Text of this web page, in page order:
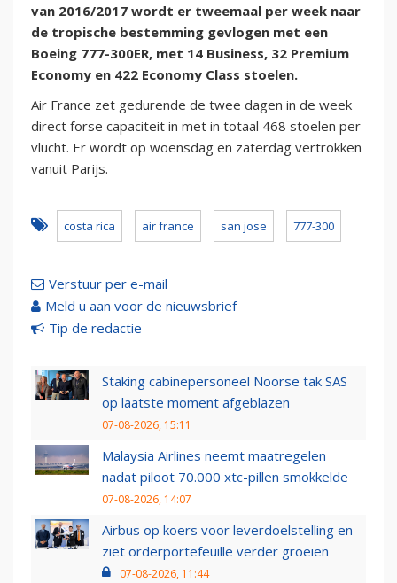
van 2016/2017 wordt er tweemaal per week naar
de tropische bestemming gevlogen met een
Boeing 777-300ER, met 14 Business, 32 Premium
Economy en 422 Economy Class stoelen.
Air France zet gedurende de twee dagen in de week
direct forse capaciteit in met in totaal 468 stoelen per
vlucht. Er wordt op woensdag en zaterdag vertrokken
vanuit Parijs.
costa rica air france san jose 777-300
Verstuur per e-mail
Meld u aan voor de nieuwsbrief
Tip de redactie
Staking cabinepersoneel Noorse tak SAS
op laatste moment afgeblazen
07-08-2026, 15:11
Malaysia Airlines neemt maatregelen
nadat piloot 70.000 xtc-pillen smokkelde
07-08-2026, 14:07
Airbus op koers voor leverdoelstelling en
ziet orderportefeuille verder groeien
07-08-2026, 11:44